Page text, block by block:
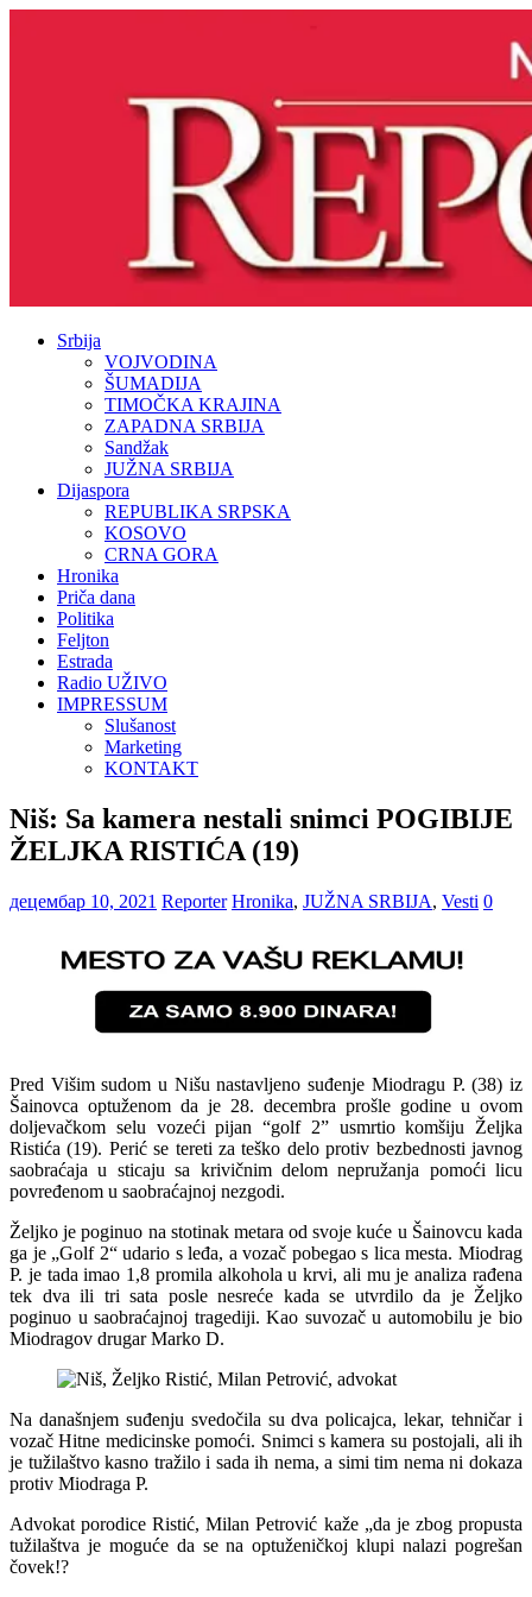
Srbija
VOJVODINA
ŠUMADIJA
TIMOČKA KRAJINA
ZAPADNA SRBIJA
Sandžak
JUŽNA SRBIJA
Dijaspora
REPUBLIKA SRPSKA
KOSOVO
CRNA GORA
Hronika
Priča dana
Politika
Feljton
Estrada
Radio UŽIVO
IMPRESSUM
Slušanost
Marketing
KONTAKT
Niš: Sa kamera nestali snimci POGIBIJE
ŽELJKA RISTIĆA (19)
децембар 10, 2021 Reporter Hronika, JUŽNA SRBIJA, Vesti 0
Pred Višim sudom u Nišu nastavljeno suđenje Miodragu P. (38) iz
Šainovca optuženom da je 28. decembra prošle godine u ovom
doljevačkom selu vozeći pijan “golf 2” usmrtio komšiju Željka
Ristića (19). Perić se tereti za teško delo protiv bezbednosti javnog
saobraćaja u sticaju sa krivičnim delom nepružanja pomoći licu
povređenom u saobraćajnoj nezgodi.
Željko je poginuo na stotinak metara od svoje kuće u Šainovcu kada
ga je „Golf 2“ udario s leđa, a vozač pobegao s lica mesta. Miodrag
P. je tada imao 1,8 promila alkohola u krvi, ali mu je analiza rađena
tek dva ili tri sata posle nesreće kada se utvrdilo da je Željko
poginuo u saobraćajnoj tragediji. Kao suvozač u automobilu je bio
Miodragov drugar Marko D.
Na današnjem suđenju svedočila su dva policajca, lekar, tehničar i
vozač Hitne medicinske pomoći. Snimci s kamera su postojali, ali ih
je tužilaštvo kasno tražilo i sada ih nema, a simi tim nema ni dokaza
protiv Miodraga P.
Advokat porodice Ristić, Milan Petrović kaže „da je zbog propusta
tužilaštva je moguće da se na optuženičkoj klupi nalazi pogrešan
čovek!?